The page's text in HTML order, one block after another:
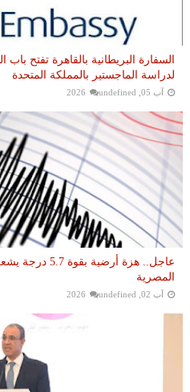
لدراسة الماجستير بالمملكة المتحدة
آب 05, 2026 undefined
عاجل.. هزة
المصرية
آب 02, 2026 undefined